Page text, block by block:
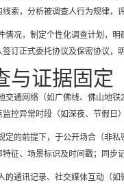
索，分析被调查人行为规律，
况，制定个性化调查计划，
订正式委托协议及保密协议，
与证据固定
交通网络（如广佛线、佛山地
控异常时段（如深夜、节假日
的前提下，于公开场合（非
征、场景标识及时间戳；同步
通讯记录、社交媒体互动（